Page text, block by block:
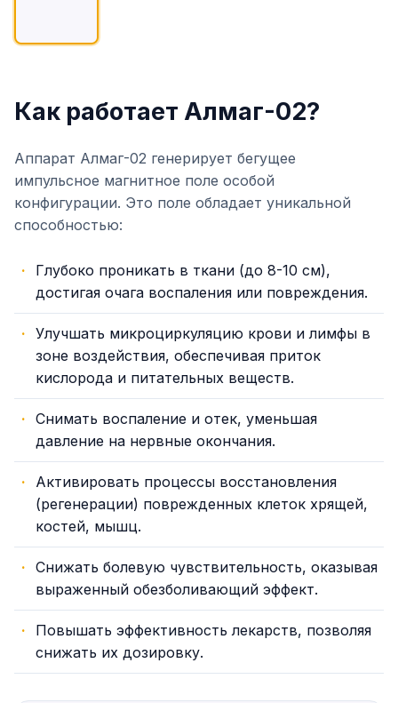
Как работает Алмаг-02?
Аппарат Алмаг-02 генерирует бегущее
импульсное магнитное поле особой
конфигурации. Это поле обладает уникальной
способностью:
Глубоко проникать в ткани (до 8-10 см),
достигая очага воспаления или повреждения.
Улучшать микроциркуляцию крови и лимфы в
зоне воздействия, обеспечивая приток
кислорода и питательных веществ.
Снимать воспаление и отек, уменьшая
давление на нервные окончания.
Активировать процессы восстановления
(регенерации) поврежденных клеток хрящей,
костей, мышц.
Снижать болевую чувствительность, оказывая
выраженный обезболивающий эффект.
Повышать эффективность лекарств, позволяя
снижать их дозировку.